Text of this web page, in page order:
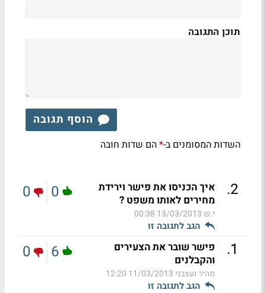
תוכן התגובה
הוסף תגובה
השדות המסומנים ב-*הם שדות חובה
2
.
איך הכניסו את פישר וירידת
מחירים לאותו משפט ?
י.ש 13/03/2013 00:38
הגב לתגובה זו
0
0
1
.
פישר שובר את הצעירים
והקבלנים
מהיר ועצבני11/03/2013 12:20
הגב לתגובה זו
6
0